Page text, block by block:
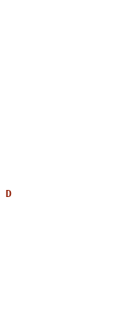
D